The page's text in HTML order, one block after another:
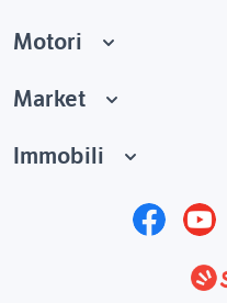
Motori
Market
Immobili